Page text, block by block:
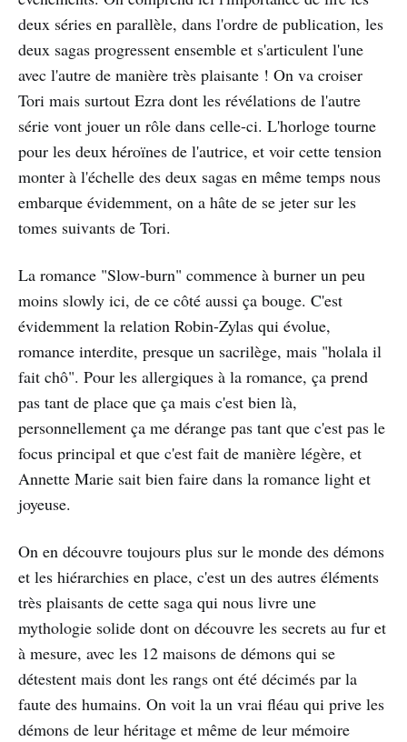
deux séries en parallèle, dans l'ordre de publication, les
deux sagas progressent ensemble et s'articulent l'une
avec l'autre de manière très plaisante ! On va croiser
Tori mais surtout Ezra dont les révélations de l'autre
série vont jouer un rôle dans celle-ci. L'horloge tourne
pour les deux héroïnes de l'autrice, et voir cette tension
monter à l'échelle des deux sagas en même temps nous
embarque évidemment, on a hâte de se jeter sur les
tomes suivants de Tori.
La romance "Slow-burn" commence à burner un peu
moins slowly ici, de ce côté aussi ça bouge. C'est
évidemment la relation Robin-Zylas qui évolue,
romance interdite, presque un sacrilège, mais "holala il
fait chô". Pour les allergiques à la romance, ça prend
pas tant de place que ça mais c'est bien là,
personnellement ça me dérange pas tant que c'est pas le
focus principal et que c'est fait de manière légère, et
Annette Marie sait bien faire dans la romance light et
joyeuse.
On en découvre toujours plus sur le monde des démons
et les hiérarchies en place, c'est un des autres éléments
très plaisants de cette saga qui nous livre une
mythologie solide dont on découvre les secrets au fur et
à mesure, avec les 12 maisons de démons qui se
détestent mais dont les rangs ont été décimés par la
faute des humains. On voit la un vrai fléau qui prive les
démons de leur héritage et même de leur mémoire